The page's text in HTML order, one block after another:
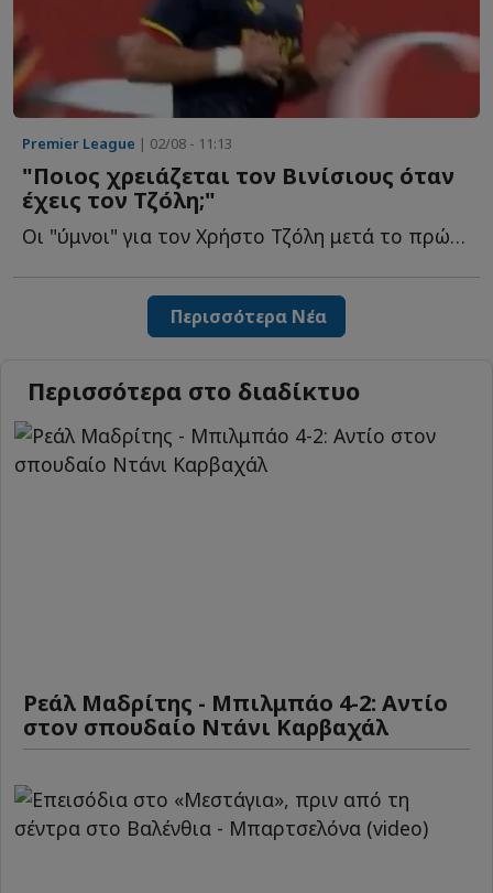
Premier League | 02/08 - 11:13
"Ποιος χρειάζεται τον Βινίσιους όταν
έχεις τον Τζόλη;"
Οι "ύμνοι" για τον Χρήστο Τζόλη μετά το πρώτο του γκολ σ...
Περισσότερα Νέα
Περισσότερα στο διαδίκτυο
Ρεάλ Μαδρίτης - Μπιλμπάο 4-2: Αντίο
στον σπουδαίο Ντάνι Καρβαχάλ